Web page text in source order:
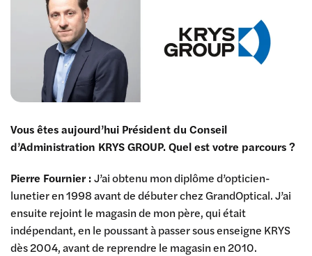
Vous êtes aujourd’hui Président du Conseil
d’Administration KRYS GROUP. Quel est votre parcours ?
Pierre Fournier :J’ai obtenu mon diplôme d’opticien-
lunetier en 1998 avant de débuter chez GrandOptical. J’ai
ensuite rejoint le magasin de mon père, qui était
indépendant, en le poussant à passer sous enseigne KRYS
dès 2004, avant de reprendre le magasin en 2010.